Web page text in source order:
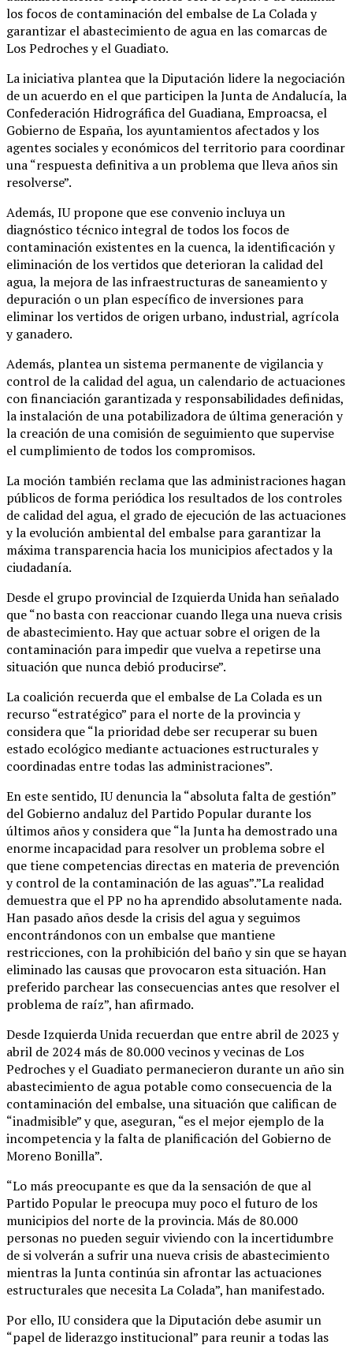
los focos de contaminación del embalse de La Colada y
garantizar el abastecimiento de agua en las comarcas de
Los Pedroches y el Guadiato.
La iniciativa plantea que la Diputación lidere la negociación
de un acuerdo en el que participen la Junta de Andalucía, la
Confederación Hidrográfica del Guadiana, Emproacsa, el
Gobierno de España, los ayuntamientos afectados y los
agentes sociales y económicos del territorio para coordinar
una “respuesta definitiva a un problema que lleva años sin
resolverse”.
Además, IU propone que ese convenio incluya un
diagnóstico técnico integral de todos los focos de
contaminación existentes en la cuenca, la identificación y
eliminación de los vertidos que deterioran la calidad del
agua, la mejora de las infraestructuras de saneamiento y
depuración o un plan específico de inversiones para
eliminar los vertidos de origen urbano, industrial, agrícola
y ganadero.
Además, plantea un sistema permanente de vigilancia y
control de la calidad del agua, un calendario de actuaciones
con financiación garantizada y responsabilidades definidas,
la instalación de una potabilizadora de última generación y
la creación de una comisión de seguimiento que supervise
el cumplimiento de todos los compromisos.
La moción también reclama que las administraciones hagan
públicos de forma periódica los resultados de los controles
de calidad del agua, el grado de ejecución de las actuaciones
y la evolución ambiental del embalse para garantizar la
máxima transparencia hacia los municipios afectados y la
ciudadanía.
Desde el grupo provincial de Izquierda Unida han señalado
que “no basta con reaccionar cuando llega una nueva crisis
de abastecimiento. Hay que actuar sobre el origen de la
contaminación para impedir que vuelva a repetirse una
situación que nunca debió producirse”.
La coalición recuerda que el embalse de La Colada es un
recurso “estratégico” para el norte de la provincia y
considera que “la prioridad debe ser recuperar su buen
estado ecológico mediante actuaciones estructurales y
coordinadas entre todas las administraciones”.
En este sentido, IU denuncia la “absoluta falta de gestión”
del Gobierno andaluz del Partido Popular durante los
últimos años y considera que “la Junta ha demostrado una
enorme incapacidad para resolver un problema sobre el
que tiene competencias directas en materia de prevención
y control de la contaminación de las aguas”.”La realidad
demuestra que el PP no ha aprendido absolutamente nada.
Han pasado años desde la crisis del agua y seguimos
encontrándonos con un embalse que mantiene
restricciones, con la prohibición del baño y sin que se hayan
eliminado las causas que provocaron esta situación. Han
preferido parchear las consecuencias antes que resolver el
problema de raíz”, han afirmado.
Desde Izquierda Unida recuerdan que entre abril de 2023 y
abril de 2024 más de 80.000 vecinos y vecinas de Los
Pedroches y el Guadiato permanecieron durante un año sin
abastecimiento de agua potable como consecuencia de la
contaminación del embalse, una situación que califican de
“inadmisible” y que, aseguran, “es el mejor ejemplo de la
incompetencia y la falta de planificación del Gobierno de
Moreno Bonilla”.
“Lo más preocupante es que da la sensación de que al
Partido Popular le preocupa muy poco el futuro de los
municipios del norte de la provincia. Más de 80.000
personas no pueden seguir viviendo con la incertidumbre
de si volverán a sufrir una nueva crisis de abastecimiento
mientras la Junta continúa sin afrontar las actuaciones
estructurales que necesita La Colada”, han manifestado.
Por ello, IU considera que la Diputación debe asumir un
“papel de liderazgo institucional” para reunir a todas las